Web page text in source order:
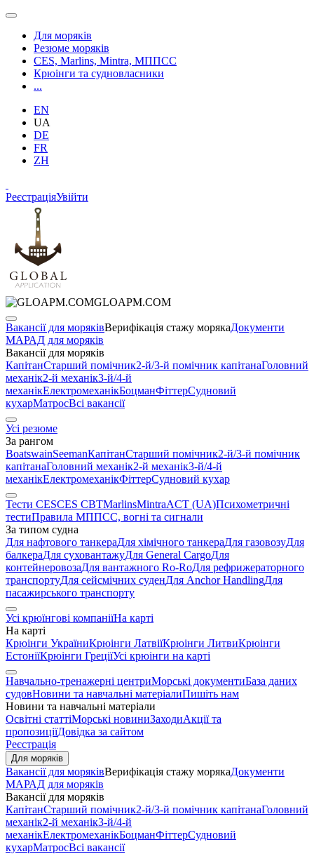
Для моряків
Резюме моряків
CES, Marlins, Mintra, МППСС
Крюінги та судновласники
...
EN
UA
DE
FR
ZH
РеєстраціяУвійти
GLOAPM.COM
Вакансії для моряківВерифікація стажу морякаДокументи
МАРАД для моряків
Вакансії для моряків
КапітанСтарший помічник2-й/3-й помічник капітанаГоловний
механік2-й механік3-й/4-й
механікЕлектромеханікБоцманФіттерСудновий
кухарМатросВсі вакансії
Усі резюме
За рангом
BoatswainSeemanКапітанСтарший помічник2-й/3-й помічник
капітанаГоловний механік2-й механік3-й/4-й
механікЕлектромеханікФіттерСудновий кухар
Тести CESCES CBTMarlinsMintraACT (UA)Психометричні
тестиПравила МППСС, вогні та сигнали
За типом судна
Для нафтового танкераДля хімічного танкераДля газовозуДля
балкераДля суховантажуДля General CargoДля
контейнеровозаДля вантажного Ro-RoДля рефрижераторного
транспортуДля сейсмічних суденДля Anchor HandlingДля
пасажирського транспорту
Усі крюїнгові компаніїНа карті
На карті
Крюінги УкраїниКрюінги ЛатвіїКрюінги ЛитвиКрюінги
ЕстоніїКрюінги ГреціїУсі крюінги на карті
Навчально-тренажерні центриМорські документиБаза даних
судовНовини та навчальні матеріалиПишіть нам
Новини та навчальні матеріали
Освітні статтіМорські новиниЗаходиАкції та
пропозиціїДовідка за сайтом
Реєстрація
Для моряків
Вакансії для моряківВерифікація стажу морякаДокументи
МАРАД для моряків
Вакансії для моряків
КапітанСтарший помічник2-й/3-й помічник капітанаГоловний
механік2-й механік3-й/4-й
механікЕлектромеханікБоцманФіттерСудновий
кухарМатросВсі вакансії